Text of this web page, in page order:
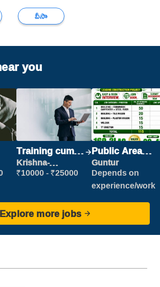
వీసా
you
Training cum
Placement
Krishna-
vijayawada
₹10000 - ₹25000
Public Area
Cleaner
Guntur
Depends on
experience/work
Explore more jobs